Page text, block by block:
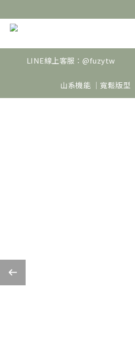
LINE線上客服：@fuzytw
山系機能 ｜寬鬆版型